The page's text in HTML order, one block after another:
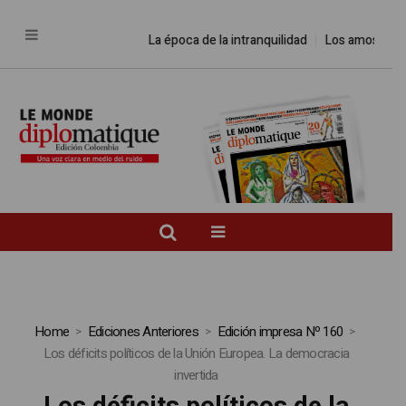
La época de la intranquilidad Los amos del
Home Ediciones Anteriores
Edición impresa Nº 160
Los déficits políticos de la Unión Europea. La democracia
invertida